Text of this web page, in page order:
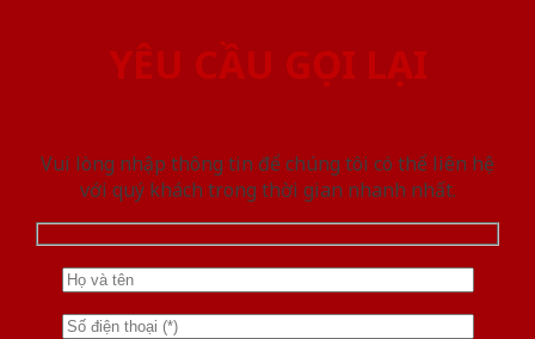
YÊU CẦU GỌI LẠI
Vui lòng nhập thông tin để chúng tôi có thể liên hệ
với quý khách trong thời gian nhanh nhất.